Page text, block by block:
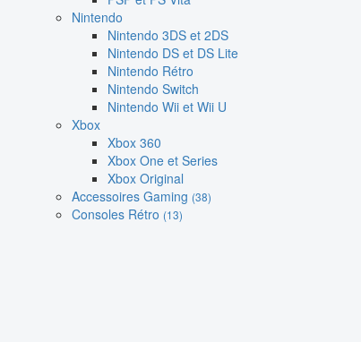
Nintendo
Nintendo 3DS et 2DS
Nintendo DS et DS Lite
Nintendo Rétro
Nintendo Switch
Nintendo Wii et Wii U
Xbox
Xbox 360
Xbox One et Series
Xbox Original
Accessoires Gaming (38)
Consoles Rétro (13)